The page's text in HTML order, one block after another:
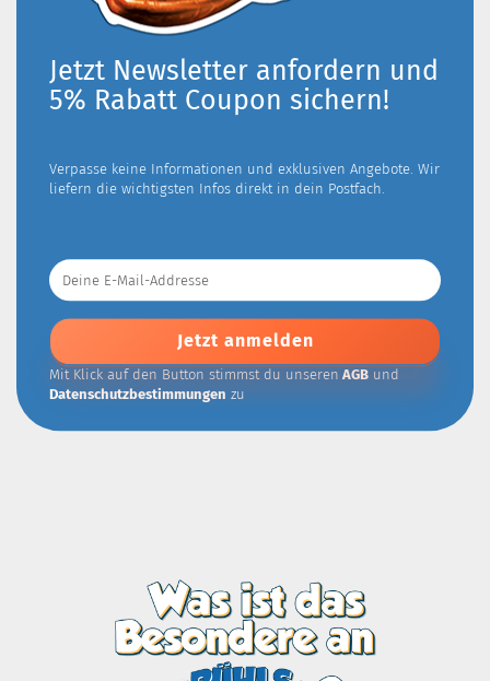
Jetzt Newsletter anfordern und
5% Rabatt Coupon sichern!
Verpasse keine Informationen und exklusiven Angebote. Wir
liefern die wichtigsten Infos direkt in dein Postfach.
Deine
E-
Mail-
Addresse
Mit Klick auf den Button stimmst du unseren AGB und
Datenschutzbestimmungen zu